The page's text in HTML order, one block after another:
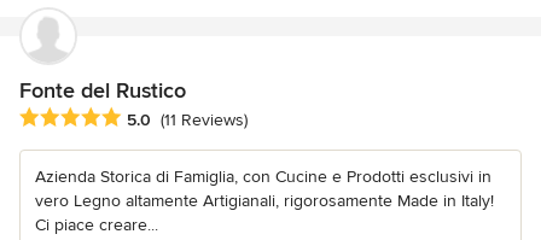
Fonte del Rustico
Average rating: 5 out of 5 stars
5.0 (11 Reviews)
Azienda Storica di Famiglia, con Cucine e Prodotti esclusivi in
vero Legno altamente Artigianali, rigorosamente Made in Italy!
Ci piace creare...